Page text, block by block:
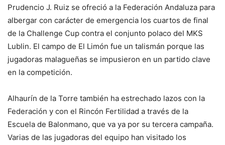
Prudencio J. Ruiz se ofreció a la Federación Andaluza para
albergar con carácter de emergencia los cuartos de final
de la Challenge Cup contra el conjunto polaco del MKS
Lublin. El campo de El Limón fue un talismán porque las
jugadoras malagueñas se impusieron en un partido clave
en la competición.
Alhaurín de la Torre también ha estrechado lazos con la
Federación y con el Rincón Fertilidad a través de la
Escuela de Balonmano, que va ya por su tercera campaña.
Varias de las jugadoras del equipo han visitado los